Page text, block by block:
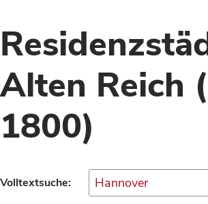
Alten Reich
1800)
Volltextsuche: